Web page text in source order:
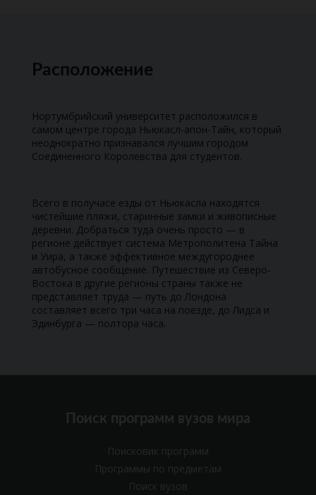
Расположение
Нортумбрийский университет расположился в
самом центре города Ньюкасл-апон-Тайн, который
неоднократно признавался лучшим городом
Соединенного Королевства для студентов.
Всего в получасе езды от Ньюкасла находятся
чистейшие пляжи, старинные замки и живописные
деревни. Добраться туда очень просто — в
регионе действует система Метрополитена Тайна
и Уира, а также эффективное междугороднее
автобусное сообщение. Путешествие из Северо-
Востока в другие регионы страны также не
представляет труда — путь до Лондона
составляет всего три часа на поезде, до Лидса и
Эдинбурга — полтора часа.
Поиск программ вузов мира
Поисковик программ
Программы по предметам
Поиск вузов